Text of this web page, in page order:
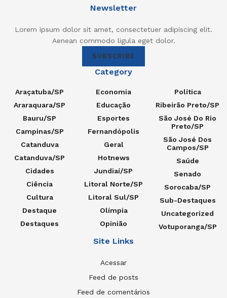
Newsletter
Lorem ipsum dolor sit amet, consectetuer adipiscing elit.
Aenean commodo ligula eget dolor.
SUBSCRIBE
Category
Araçatuba/SP
Araraquara/SP
Bauru/SP
Campinas/SP
Catanduva
Catanduva/SP
Cidades
Ciência
Cultura
Destaque
Destaques
Economia
Educação
Esportes
Fernandópolis
Geral
Hotnews
Jundiaí/SP
Litoral Norte/SP
Litoral Sul/SP
Olímpia
Opinião
Política
Ribeirão Preto/SP
São José Do Rio
Preto/SP
São José Dos
Campos/SP
Saúde
Senado
Sorocaba/SP
Sub-Destaques
Uncategorized
Votuporanga/SP
Site Links
Acessar
Feed de posts
Feed de comentários